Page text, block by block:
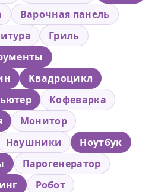
Варочная панель
Гриль
Квадроцикл
Кофеварка
Монитор
Наушники
Ноутбук
Парогенератор
Робот